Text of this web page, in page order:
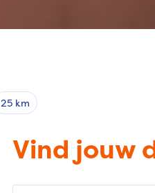
25 km
Vind jouw